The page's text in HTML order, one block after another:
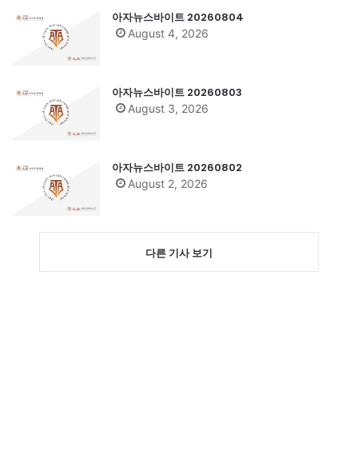
아자뉴스바이트 20260804
August 4, 2026
아자뉴스바이트 20260803
August 3, 2026
아자뉴스바이트 20260802
August 2, 2026
다른 기사 보기